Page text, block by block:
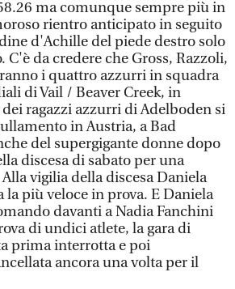
ma comunque sempre più in
rientro anticipato in seguito
d'Achille del piede destro solo
C'è da credere che Gross, Razzoli,
i quattro azzurri in squadra
di Vail / Beaver Creek, in
ragazzi azzurri di Adelboden si
in Austria, a Bad
del supergigante donne dopo
discesa di sabato per una
vigilia della discesa Daniela
la più veloce in prova. E Daniela
davanti a Nadia Fanchini
di undici atlete, la gara di
prima interrotta e poi
ancora una volta per il